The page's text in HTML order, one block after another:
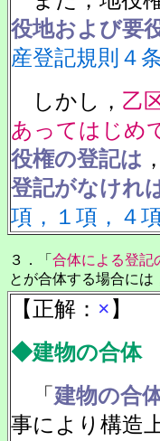
役地および要
産登記規則４
しかし， 乙
あってはじめ
役権の登記は ，
登記がなけれ
項，１項，４項
３．「 合体による登記
とが合体する場合には
【正解： × 】
◆建物の合体
「 建物の合
事により構造